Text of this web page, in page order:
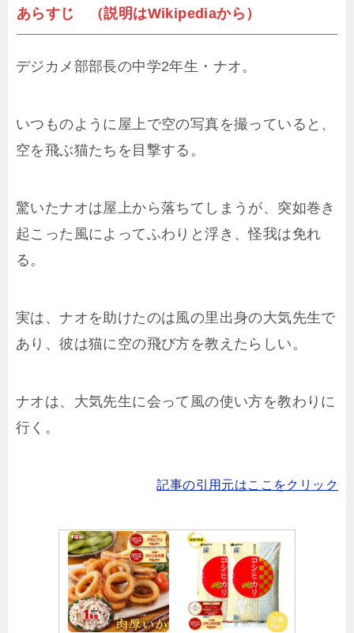
あらすじ （説明はWikipediaから）
デジカメ部部長の中学2年生・ナオ。
いつものように屋上で空の写真を撮っていると、
空を飛ぶ猫たちを目撃する。
驚いたナオは屋上から落ちてしまうが、突如巻き
起こった風によってふわりと浮き、怪我は免れ
る。
実は、ナオを助けたのは風の里出身の大気先生で
あり、彼は猫に空の飛び方を教えたらしい。
ナオは、大気先生に会って風の使い方を教わりに
行く。
記事の引用元はここをクリック